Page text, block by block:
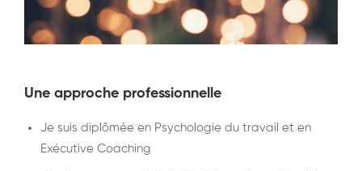
Une approche professionnelle
Je suis diplômée en Psychologie du travail et en
Exécutive Coaching